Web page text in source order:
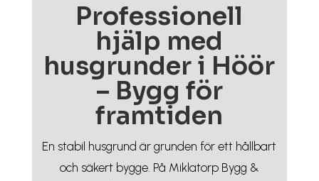
Professionell
hjälp med
husgrunder i Höör
– Bygg för
framtiden
En stabil husgrund är grunden för ett hållbart
och säkert bygge. På Miklatorp Bygg &